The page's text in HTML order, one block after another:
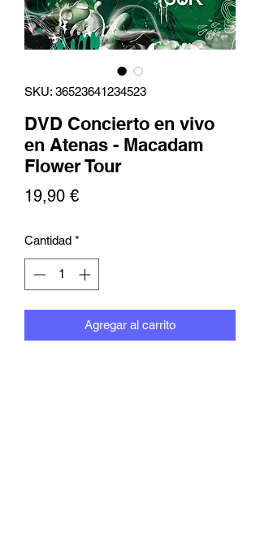
SKU: 36523641234523
DVD Concierto en vivo
en Atenas - Macadam
Flower Tour
19,90 €Precio
Cantidad *
Agregar al carrito